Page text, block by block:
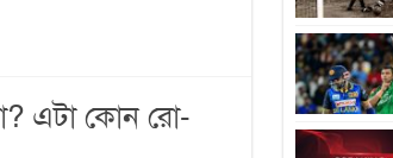
এটা কোন রো-